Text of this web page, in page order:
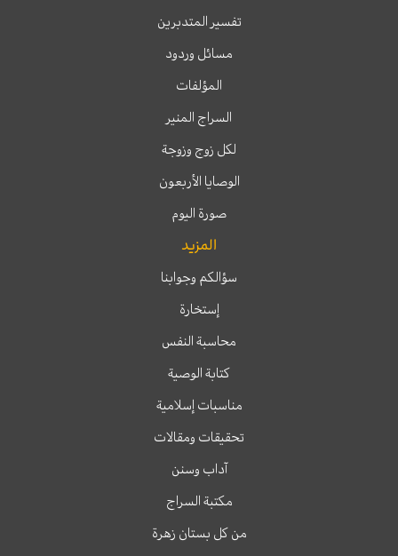
تفسير المتدبرين
مسائل وردود
المؤلفات
السراج المنير
لكل زوج وزوجة
الوصايا الأربعون
صورة اليوم
المزيد
سؤالكم وجوابنا
إستخارة
محاسبة النفس
كتابة الوصية
مناسبات إسلامية
تحقيقات ومقالات
آداب وسنن
مكتبة السراج
من كل بستان زهرة